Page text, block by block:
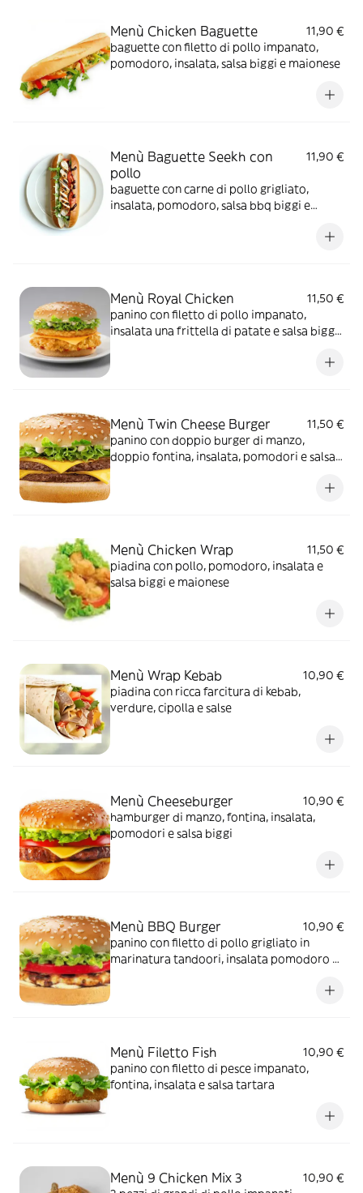
Menù Chicken Baguette
11,90 €
baguette con filetto di pollo impanato,
pomodoro, insalata, salsa biggi e maionese
Menù Baguette Seekh con
pollo
11,90 €
baguette con carne di pollo grigliato,
insalata, pomodoro, salsa bbq biggi e
Menù Royal Chicken
11,50 €
panino con filetto di pollo impanato,
insalata una frittella di patate e salsa biggi
Menù Twin Cheese Burger
11,50 €
panino con doppio burger di manzo,
doppio fontina, insalata, pomodori e salsa
Menù Chicken Wrap
11,50 €
piadina con pollo, pomodoro, insalata e
salsa biggi e maionese
Menù Wrap Kebab
10,90 €
piadina con ricca farcitura di kebab,
verdure, cipolla e salse
Menù Cheeseburger
10,90 €
hamburger di manzo, fontina, insalata,
pomodori e salsa biggi
Menù BBQ Burger
10,90 €
panino con filetto di pollo grigliato in
marinatura tandoori, insalata pomodoro e
Menù Filetto Fish
10,90 €
panino con filetto di pesce impanato,
fontina, insalata e salsa tartara
Menù 9 Chicken Mix 3
10,90 €